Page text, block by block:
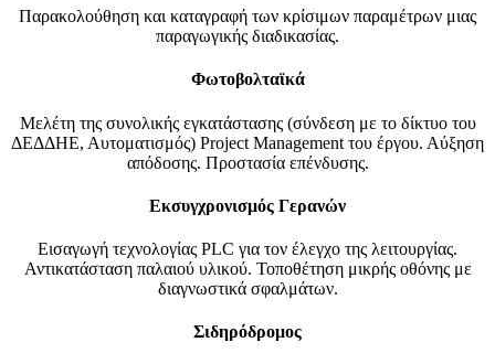
Παρακολούθηση και καταγραφή των κρίσιμων παραμέτρων μιας
παραγωγικής διαδικασίας.
Φωτοβολταϊκά
Μελέτη της συνολικής εγκατάστασης (σύνδεση με το δίκτυο του
ΔΕΔΔΗΕ, Αυτοματισμός) Project Management του έργου. Αύξηση
απόδοσης. Προστασία επένδυσης.
Εκσυγχρονισμός Γερανών
Εισαγωγή τεχνολογίας PLC για τον έλεγχο της λειτουργίας.
Αντικατάσταση παλαιού υλικού. Τοποθέτηση μικρής οθόνης με
διαγνωστικά σφαλμάτων.
Σιδηρόδρομος